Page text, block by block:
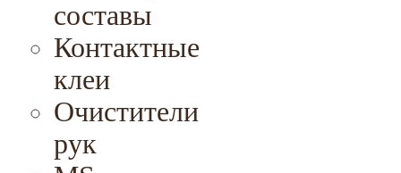
составы
Контактные
клеи
Очистители
рук